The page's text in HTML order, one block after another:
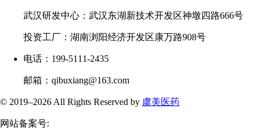
武汉研发中心：武汉东湖新技术开发区神墩四路666号
投资工厂：湖南浏阳经济开发区康万路908号
电话：199-5111-2435
邮箱：qibuxiang@163.com
© 2019–2026 All Rights Reserved by 虞美医药
网站备案号: